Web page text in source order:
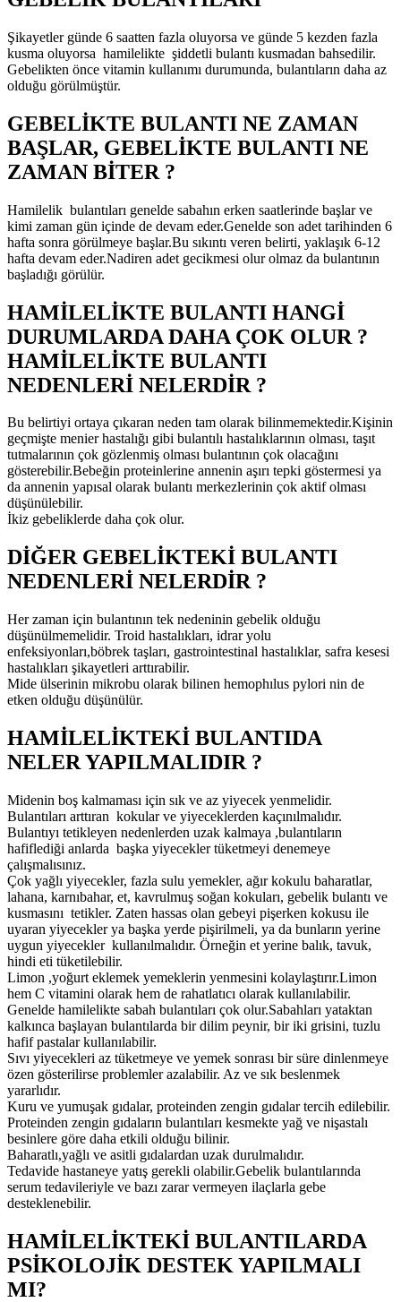
Şikayetler günde 6 saatten fazla oluyorsa ve günde 5 kezden fazla
kusma oluyorsa hamilelikte şiddetli bulantı kusmadan bahsedilir.
Gebelikten önce vitamin kullanımı durumunda, bulantıların daha az
olduğu görülmüştür.
GEBELİKTE BULANTI NE ZAMAN
BAŞLAR, GEBELİKTE BULANTI NE
ZAMAN BİTER ?
Hamilelik bulantıları genelde sabahın erken saatlerinde başlar ve
kimi zaman gün içinde de devam eder.Genelde son adet tarihinden 6
hafta sonra görülmeye başlar.Bu sıkıntı veren belirti, yaklaşık 6-12
hafta devam eder.Nadiren adet gecikmesi olur olmaz da bulantının
başladığı görülür.
HAMİLELİKTE BULANTI HANGİ
DURUMLARDA DAHA ÇOK OLUR ?
HAMİLELİKTE BULANTI
NEDENLERİ NELERDİR ?
Bu belirtiyi ortaya çıkaran neden tam olarak bilinmemektedir.Kişinin
geçmişte menier hastalığı gibi bulantılı hastalıklarının olması, taşıt
tutmalarının çok gözlenmiş olması bulantının çok olacağını
gösterebilir.Bebeğin proteinlerine annenin aşırı tepki göstermesi ya
da annenin yapısal olarak bulantı merkezlerinin çok aktif olması
düşünülebilir.
İkiz gebeliklerde daha çok olur.
DİĞER GEBELİKTEKİ BULANTI
NEDENLERİ NELERDİR ?
Her zaman için bulantının tek nedeninin gebelik olduğu
düşünülmemelidir. Troid hastalıkları, idrar yolu
enfeksiyonları,böbrek taşları, gastrointestinal hastalıklar, safra kesesi
hastalıkları şikayetleri arttırabilir.
Mide ülserinin mikrobu olarak bilinen hemophılus pylori nin de
etken olduğu düşünülür.
HAMİLELİKTEKİ BULANTIDA
NELER YAPILMALIDIR ?
Midenin boş kalmaması için sık ve az yiyecek yenmelidir.
Bulantıları arttıran kokular ve yiyeceklerden kaçınılmalıdır.
Bulantıyı tetikleyen nedenlerden uzak kalmaya ,bulantıların
hafiflediği anlarda başka yiyecekler tüketmeyi denemeye
çalışmalısınız.
Çok yağlı yiyecekler, fazla sulu yemekler, ağır kokulu baharatlar,
lahana, karnıbahar, et, kavrulmuş soğan kokuları, gebelik bulantı ve
kusmasını tetikler. Zaten hassas olan gebeyi pişerken kokusu ile
uyaran yiyecekler ya başka yerde pişirilmeli, ya da bunların yerine
uygun yiyecekler kullanılmalıdır. Örneğin et yerine balık, tavuk,
hindi eti tüketilebilir.
Limon ,yoğurt eklemek yemeklerin yenmesini kolaylaştırır.Limon
hem C vitamini olarak hem de rahatlatıcı olarak kullanılabilir.
Genelde hamilelikte sabah bulantıları çok olur.Sabahları yataktan
kalkınca başlayan bulantılarda bir dilim peynir, bir iki grisini, tuzlu
hafif pastalar kullanılabilir.
Sıvı yiyecekleri az tüketmeye ve yemek sonrası bir süre dinlenmeye
özen gösterilirse problemler azalabilir. Az ve sık beslenmek
yararlıdır.
Kuru ve yumuşak gıdalar, proteinden zengin gıdalar tercih edilebilir.
Proteinden zengin gıdaların bulantıları kesmekte yağ ve nişastalı
besinlere göre daha etkili olduğu bilinir.
Baharatlı,yağlı ve asitli gıdalardan uzak durulmalıdır.
Tedavide hastaneye yatış gerekli olabilir.Gebelik bulantılarında
serum tedavileriyle ve bazı zarar vermeyen ilaçlarla gebe
desteklenebilir.
HAMİLELİKTEKİ BULANTILARDA
PSİKOLOJİK DESTEK YAPILMALI
MI?